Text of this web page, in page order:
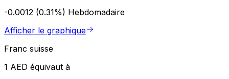
-0.0012 (0.31%) Hebdomadaire
Afficher le graphique
Franc suisse
1 AED équivaut à